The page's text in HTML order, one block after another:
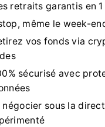
retraits garantis en 1
même le week-
vos fonds via
sécurisé avec
sous la